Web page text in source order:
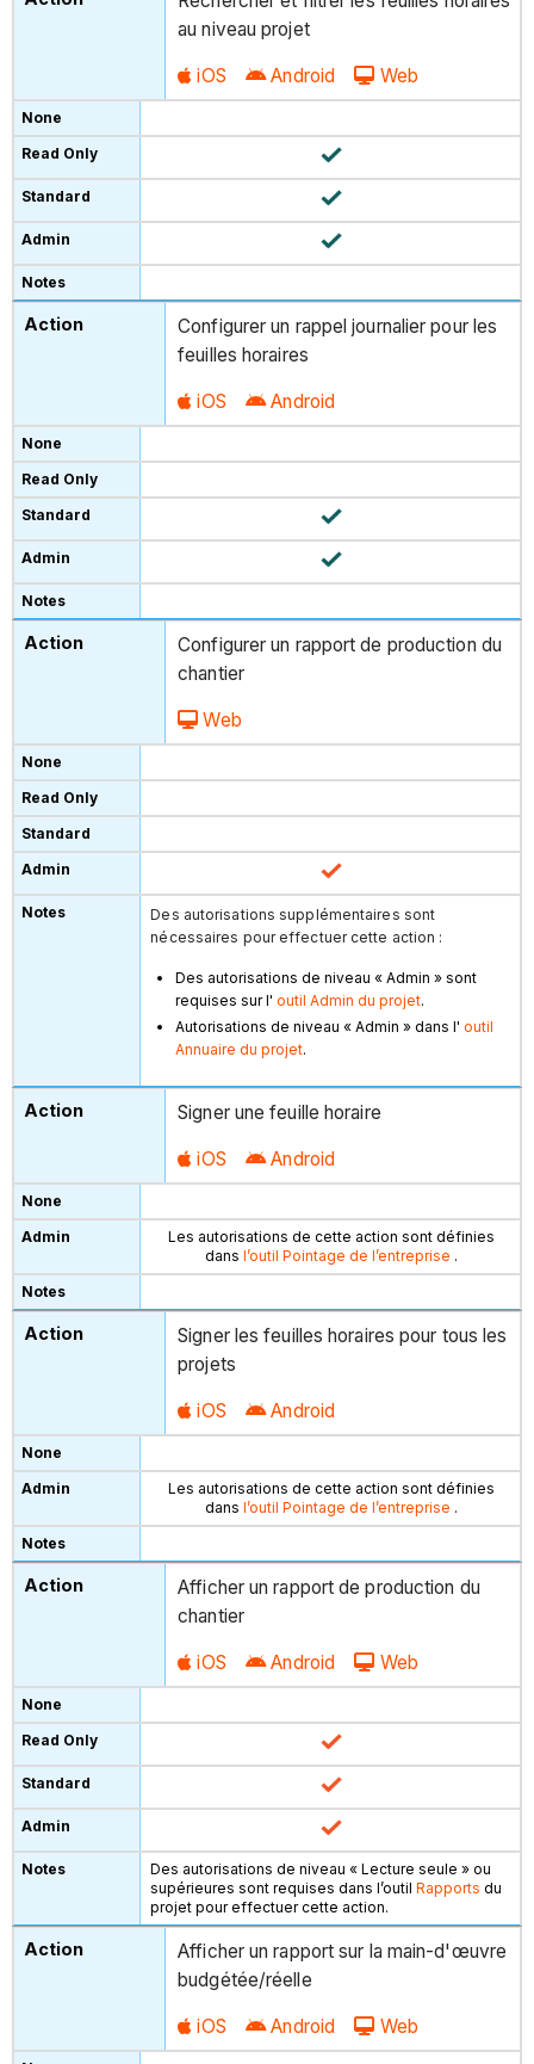
au niveau projet
iOS Android Web
Configurer un rappel journalier pour les
feuilles horaires
iOS Android
Configurer un rapport de production du
chantier
Web
Des autorisations supplémentaires sont
nécessaires pour effectuer cette action :
Des autorisations de niveau « Admin » sont
requises sur l'outil Admin du projet.
Autorisations de niveau « Admin » dans l'outil
Annuaire du projet.
Signer une feuille horaire
iOS Android
Les autorisations de cette action sont définies
dansl’outil Pointage de l’entreprise .
Signer les feuilles horaires pour tous les
projets
iOS Android
Les autorisations de cette action sont définies
dansl’outil Pointage de l’entreprise .
Afficher un rapport de production du
chantier
iOS Android Web
Des autorisations de niveau « Lecture seule » ou
supérieures sont requises dans l’outilRapports du
projet pour effectuer cette action.
Afficher un rapport sur la main-d'œuvre
budgétée/réelle
iOS Android Web